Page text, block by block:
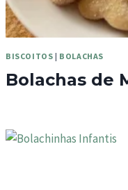
BISCOITOS | BOLACHAS
Bolachas de